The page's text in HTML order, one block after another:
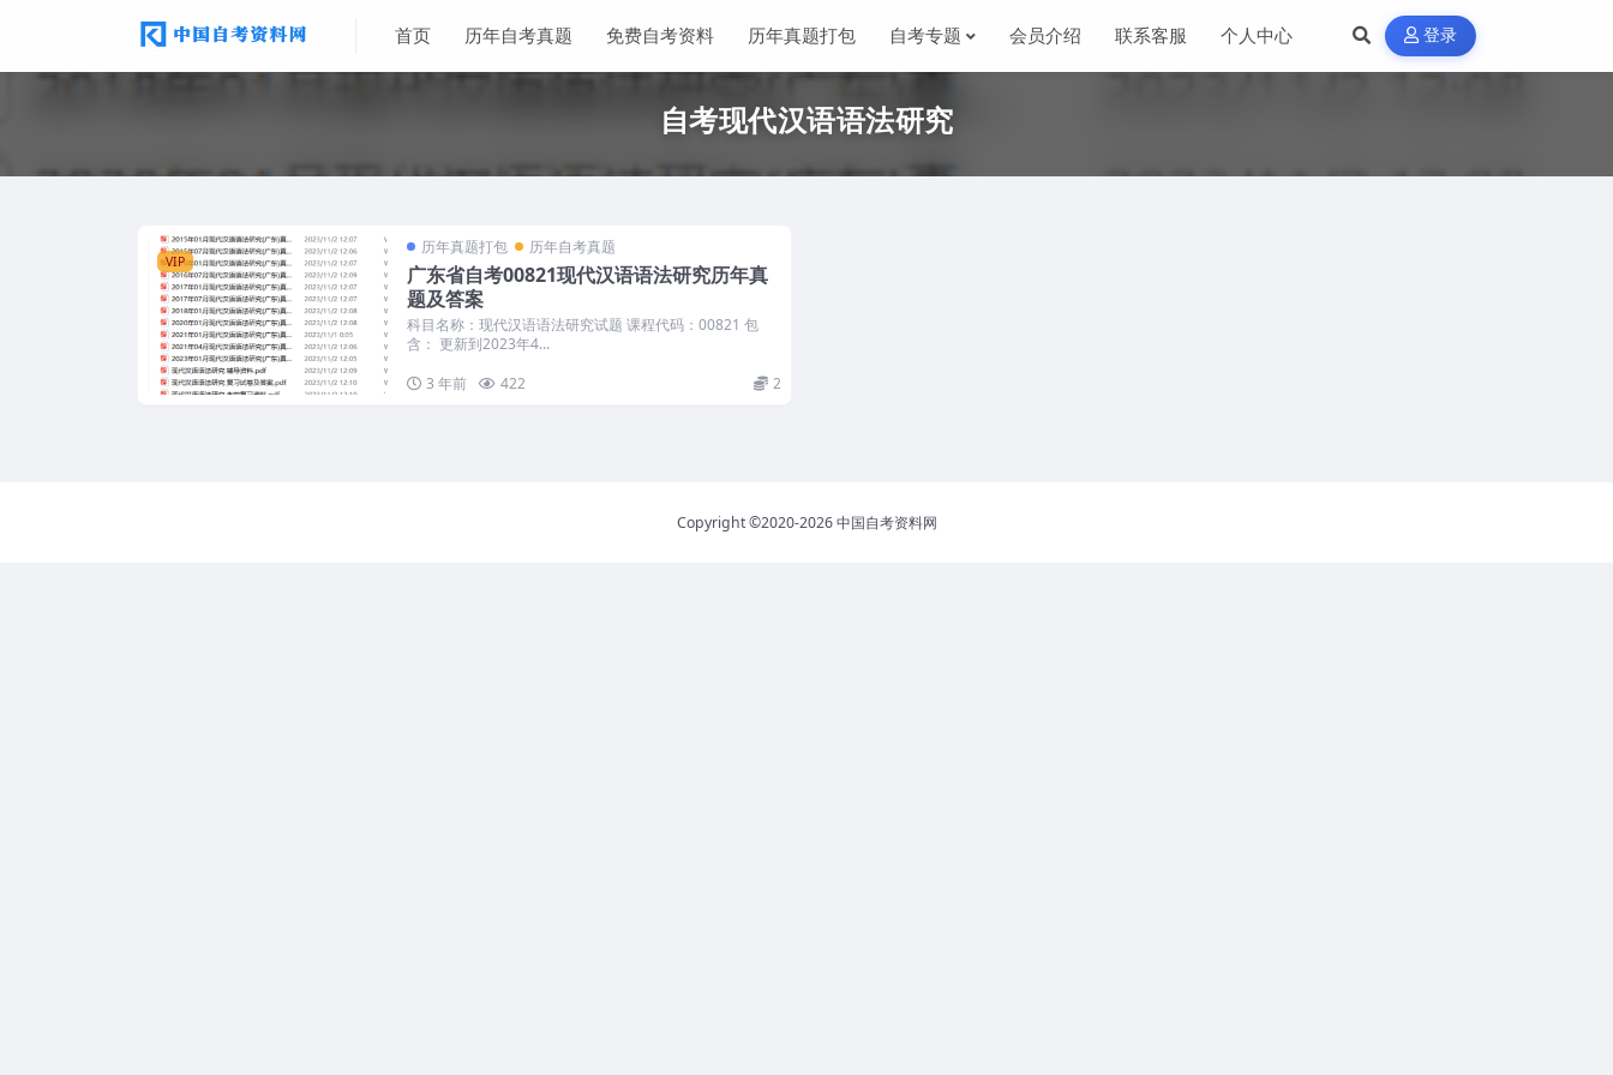
首页 历年自考真题 免费自考资料 历年真题打包 自考专题 会员介绍 联系客服 个人中心 登录
自考现代汉语语法研究
VIP
历年真题打包 历年自考真题
广东省自考00821现代汉语语法研究历年真
题及答案
科目名称：现代汉语语法研究试题 课程代码：00821 包
含： 更新到2023年4...
3 年前
422 2
Copyright ©2020-2026中国自考资料网